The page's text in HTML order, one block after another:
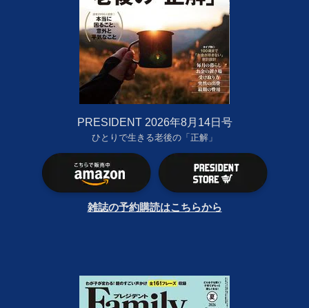
PRESIDENT 2026年8月14日号
ひとりで生きる老後の「正解」
雑誌の予約購読はこちらから